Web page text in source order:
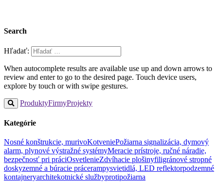
Search
Hľadať:
When autocomplete results are available use up and down arrows to
review and enter to go to the desired page. Touch device users,
explore by touch or with swipe gestures.
ProduktyFirmyProjekty
Kategórie
Nosné konštrukcie, murivoKotveniePožiarna signalizácia, dymový
alarm, plynové výstražné systémyMeracie prístroje, ručné náradie,
bezpečnosť pri práciOsvetlenieZdvíhacie plošinyfiligránové stropné
doskyzemné a búracie prácerampysvietidlá, LED reflektorpodzemné
kontajneryarchitekotnické službyprotipožiarna